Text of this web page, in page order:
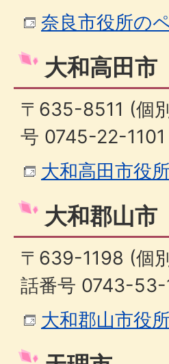
奈良市役所の
大和高田市
〒635-8511 (個
号 0745-22-1101
大和高田市役
大和郡山市
〒639-1198 (個
話番号 0743-53-
大和郡山市役